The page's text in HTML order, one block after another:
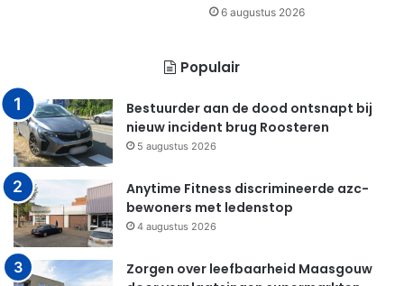
6 augustus 2026
Populair
Bestuurder aan de dood ontsnapt bij
nieuw incident brug Roosteren
5 augustus 2026
Anytime Fitness discrimineerde azc-
bewoners met ledenstop
4 augustus 2026
Zorgen over leefbaarheid Maasgouw